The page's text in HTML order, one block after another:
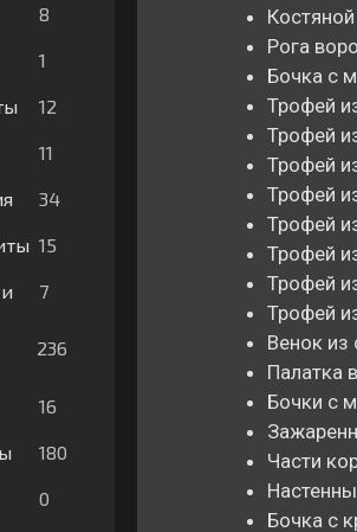
8
1
12
11
34
15
7
236
16
180
0
Рога
Бочка с
Трофей
Трофей
Трофей
Трофей
Трофей
Трофей
Трофей
Трофей
Венок
Палатка
Бочки с
Части
Бочка с